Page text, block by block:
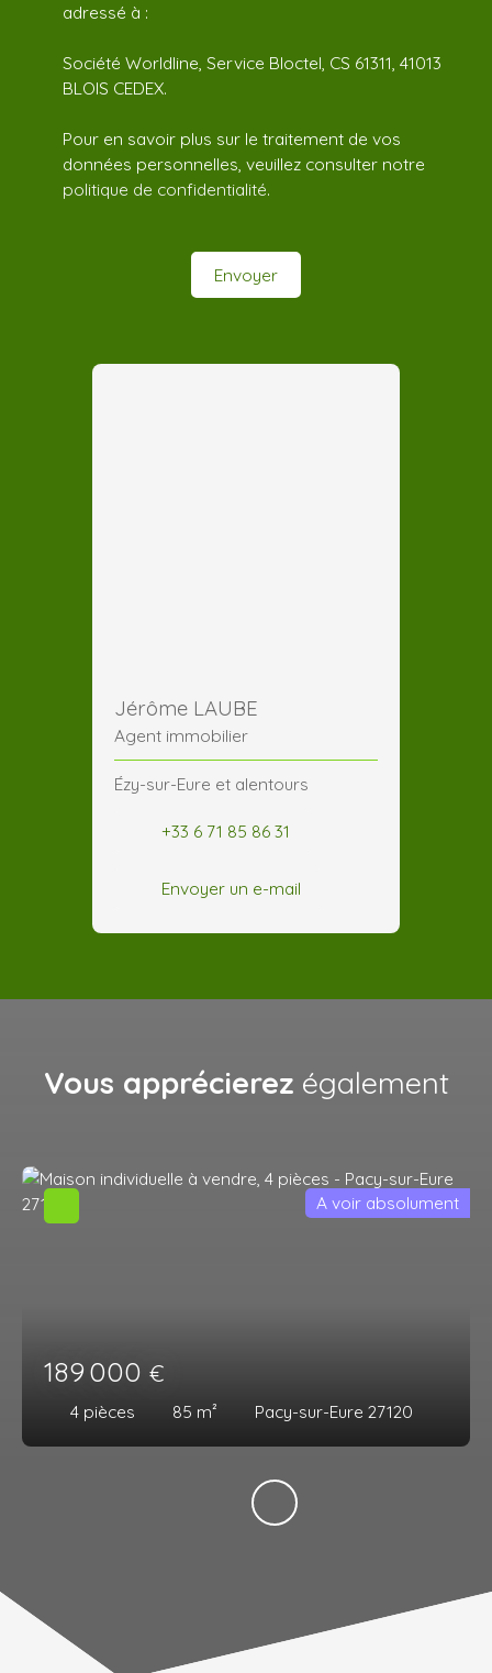
adressé à :
Société Worldline, Service Bloctel, CS 61311, 41013
BLOIS CEDEX.
Pour en savoir plus sur le traitement de vos
données personnelles, veuillez consulter notre
politique de confidentialité.
Envoyer
Jérôme LAUBE
Agent immobilier
Ézy-sur-Eure et alentours
+33 6 71 85 86 31
Envoyer un e-mail
Vous apprécierez également
189 000 €
4 pièces 85 m² Pacy-sur-Eure 27120
A voir absolument